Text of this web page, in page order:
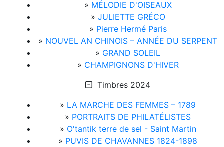
» MÉLODIE D'OISEAUX
» JULIETTE GRÉCO
» Pierre Hermé Paris
» NOUVEL AN CHINOIS – ANNÉE DU SERPENT
» GRAND SOLEIL
» CHAMPIGNONS D'HIVER
Timbres 2024
» LA MARCHE DES FEMMES – 1789
» PORTRAITS DE PHILATÉLISTES
» O'tantik terre de sel - Saint Martin
» PUVIS DE CHAVANNES 1824-1898